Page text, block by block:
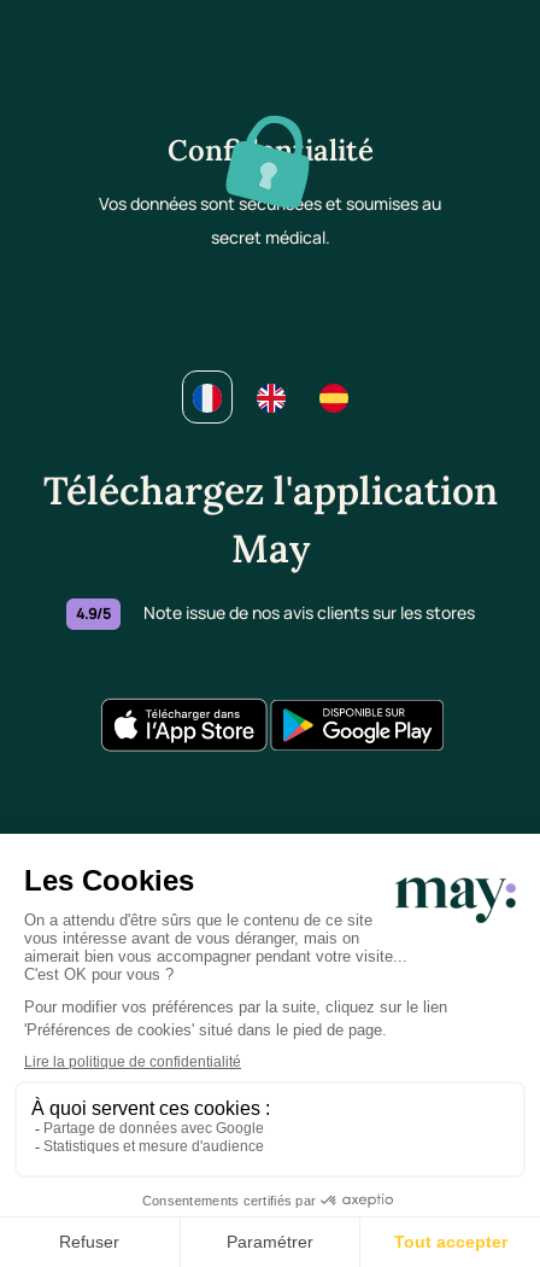
Confidentialité
Vos données sont sécurisées et soumises au
secret médical.
Téléchargez l'application
May
4.9/5 Note issue de nos avis clients sur les stores
L'application
Informations
Contact